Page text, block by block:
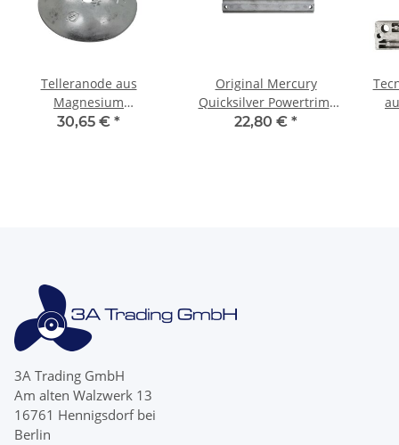
Telleranode aus
Magnesium
Durchmesser 125mm
30,65 € *
Original Mercury
Quicksilver Powertrim-
Anode aus Magnesium
22,80 € *
3A Trading GmbH
Am alten Walzwerk 13
16761 Hennigsdorf bei
Berlin